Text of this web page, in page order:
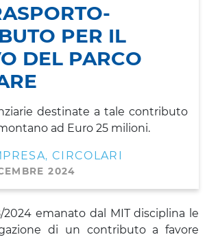
PER IL
DEL PARCO
destinate a tale contributo
ad Euro 25 milioni.
, CIRCOLARI
2024
2024 emanato dal MIT disciplina le
di un contributo a favore